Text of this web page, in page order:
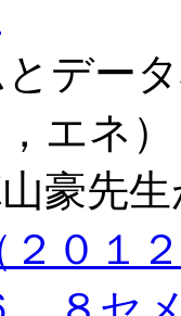
デー
エネ
豪先
０１